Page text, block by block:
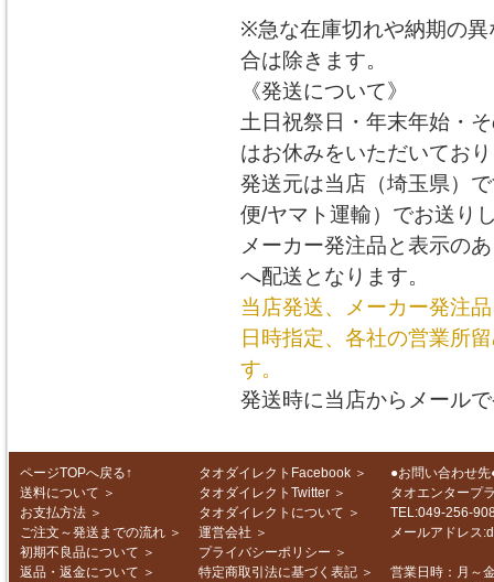
※急な在庫切れや納期の
合は除きます。
《発送について》
土日祝祭日・年末年始・
はお休みをいただいてお
発送元は当店（埼玉県）
便/ヤマト運輸）でお送り
メーカー発注品と表示の
へ配送となります。
当店発送、メーカー発注
日時指定、各社の営業所
す。
発送時に当店からメール
ページTOPへ戻る↑
送料について ＞
お支払方法 ＞
ご注文～発送までの流れ ＞
初期不良品について ＞
返品・返金について ＞
タオダイレクトFacebook ＞
タオダイレクトTwitter ＞
タオダイレクトについて ＞
運営会社 ＞
プライバシーポリシー ＞
特定商取引法に基づく表記 ＞
●お問い合わせ先
タオエンタープ
TEL:049-256-
メールアドレス
営業日時：月～